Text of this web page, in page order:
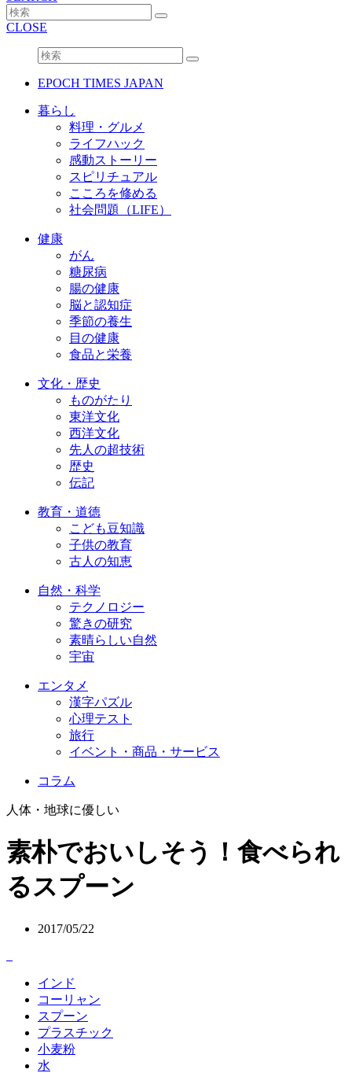
CLOSE
EPOCH TIMES JAPAN
暮らし
料理・グルメ
ライフハック
感動ストーリー
スピリチュアル
こころを修める
社会問題（LIFE）
健康
がん
糖尿病
腸の健康
脳と認知症
季節の養生
目の健康
食品と栄養
文化・歴史
ものがたり
東洋文化
西洋文化
先人の超技術
歴史
伝記
教育・道徳
こども豆知識
子供の教育
古人の知恵
自然・科学
テクノロジー
驚きの研究
素晴らしい自然
宇宙
エンタメ
漢字パズル
心理テスト
旅行
イベント・商品・サービス
コラム
人体・地球に優しい
素朴でおいしそう！食べられ
るスプーン
2017/05/22
インド
コーリャン
スプーン
プラスチック
小麦粉
水